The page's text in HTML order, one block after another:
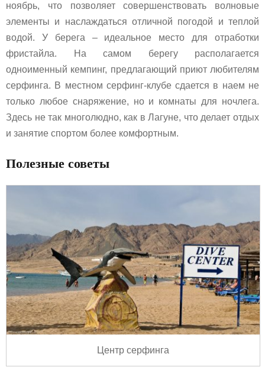
ноябрь, что позволяет совершенствовать волновые
элементы и наслаждаться отличной погодой и теплой
водой. У берега – идеальное место для отработки
фристайла. На самом берегу располагается
одноименный кемпинг, предлагающий приют любителям
серфинга. В местном серфинг-клубе сдается в наем не
только любое снаряжение, но и комнаты для ночлега.
Здесь не так многолюдно, как в Лагуне, что делает отдых
и занятие спортом более комфортным.
Полезные советы
Центр серфинга